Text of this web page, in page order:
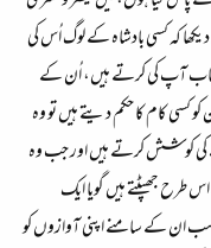
کہ کسی بادشاہ کے لوگ اُس کی
آپ کی کرتے ہیں، اُن کے
کسی کام کا حکم دیتے ہیں تو وہ
کوشش کرتے ہیں اور جب وہ
طرح جھپٹتے ہیں گویا ایک
ان کے سامنے اپنی آوازوں کو